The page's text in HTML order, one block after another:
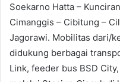
Soekarno Hatta –
Cimanggis – Cibitung –
Jagorawi. Mobilitas dari/
didukung berbagai
Link, feeder bus BSD